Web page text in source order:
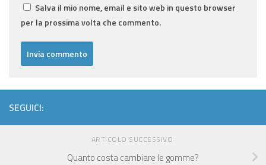
Salva il mio nome, email e sito web in questo browser
per la prossima volta che commento.
SEGUICI:
ARTICOLO SUCCESSIVO
Quanto costa cambiare le gomme?